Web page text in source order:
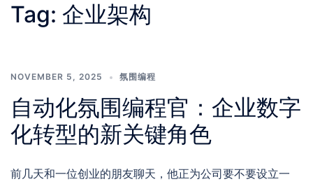
Tag: 企业架构
NOVEMBER 5, 2025 氛围编程
自动化氛围编程官：企业数字
化转型的新关键角色
前几天和一位创业的朋友聊天，他正为公司要不要设立一